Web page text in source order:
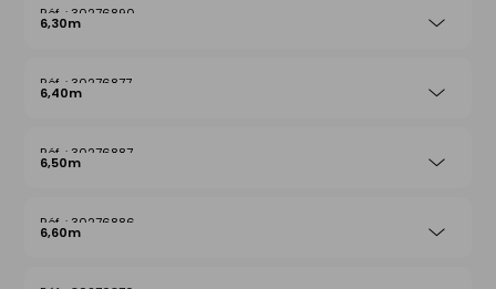
30276890
6,30m
30276877
6,40m
30276887
6,50m
30276886
6,60m